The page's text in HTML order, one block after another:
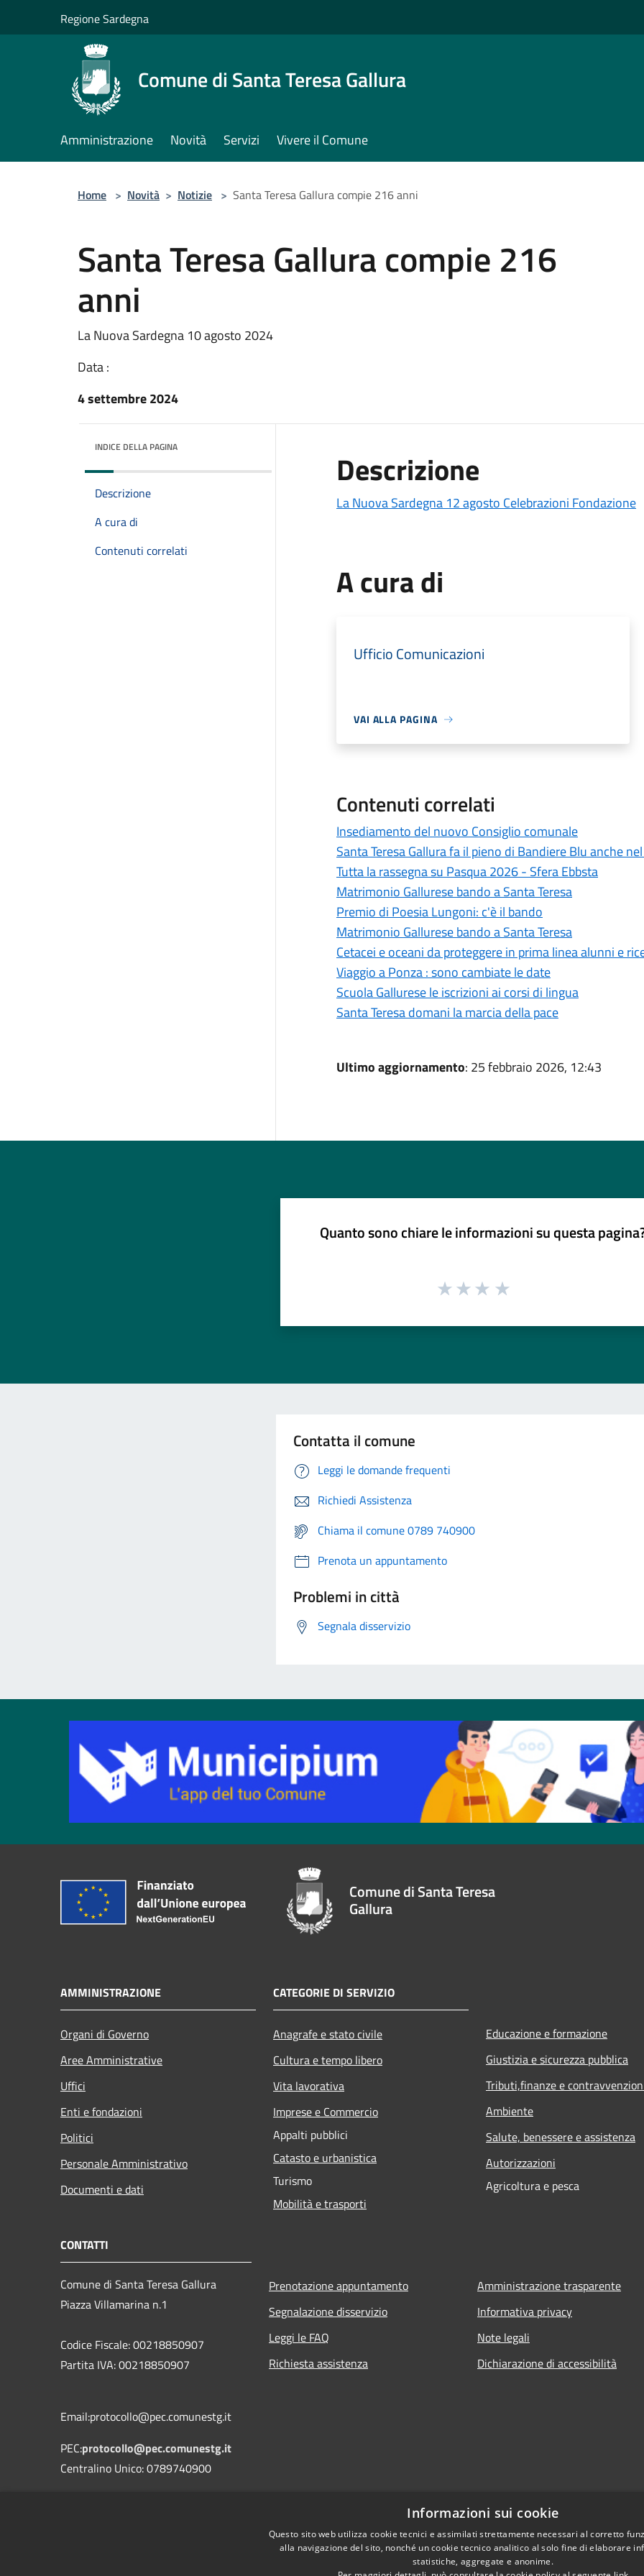
Regione Sardegna
Comune di Santa Teresa Gallura
Amministrazione Novità Servizi Vivere il Comune
Home > Novità > Notizie > Santa Teresa Gallura compie 216 anni
Santa Teresa Gallura compie 216
anni
La Nuova Sardegna 10 agosto 2024
Data :
4 settembre 2024
INDICE DELLA PAGINA
Descrizione
A cura di
Contenuti correlati
Descrizione
La Nuova Sardegna 12 agosto Celebrazioni Fondazione
A cura di
Ufficio Comunicazioni
VAI ALLA PAGINA
Contenuti correlati
Insediamento del nuovo Consiglio comunale
Santa Teresa Gallura fa il pieno di Bandiere Blu anche
Tutta la rassegna su Pasqua 2026 - Sfera Ebbsta
Matrimonio Gallurese bando a Santa Teresa
Premio di Poesia Lungoni: c'è il bando
Matrimonio Gallurese bando a Santa Teresa
Cetacei e oceani da proteggere in prima linea alunni e
Viaggio a Ponza : sono cambiate le date
Scuola Gallurese le iscrizioni ai corsi di lingua
Santa Teresa domani la marcia della pace
Ultimo aggiornamento: 25 febbraio 2026, 12:43
Quanto sono chiare le informazioni su questa
Contatta il comune
Leggi le domande frequenti
Richiedi Assistenza
Chiama il comune 0789 740900
Prenota un appuntamento
Problemi in città
Segnala disservizio
Comune di Santa Teresa
Gallura
AMMINISTRAZIONE
Organi di Governo
Aree Amministrative
Uffici
Enti e fondazioni
Politici
Personale Amministrativo
Documenti e dati
CATEGORIE DI SERVIZIO
Anagrafe e stato civile
Cultura e tempo libero
Vita lavorativa
Imprese e Commercio
Appalti pubblici
Catasto e urbanistica
Turismo
Mobilità e trasporti
Educazione e formazione
Giustizia e sicurezza pubblica
Tributi,finanze e
Ambiente
Salute, benessere e assistenza
Autorizzazioni
Agricoltura e pesca
CONTATTI
Comune di Santa Teresa Gallura
Piazza Villamarina n.1
Codice Fiscale: 00218850907
Partita IVA: 00218850907
Email:protocollo@pec.comunestg.it
PEC:protocollo@pec.comunestg.it
Centralino Unico: 0789740900
Prenotazione appuntamento
Segnalazione disservizio
Leggi le FAQ
Richiesta assistenza
Amministrazione trasparente
Informativa privacy
Note legali
Dichiarazione di accessibilità
Informazioni sui cookie
Questo sito web utilizza cookie tecnici e assimilati strettamente necessari al corretto
alla navigazione del sito, nonché un cookie tecnico analitico al solo fine di elaborare
statistiche, aggregate e anonime.